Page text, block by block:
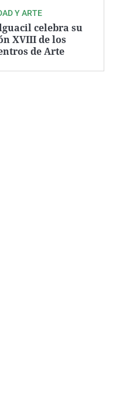
Y ARTE
celebra su
XVIII de los
de Arte